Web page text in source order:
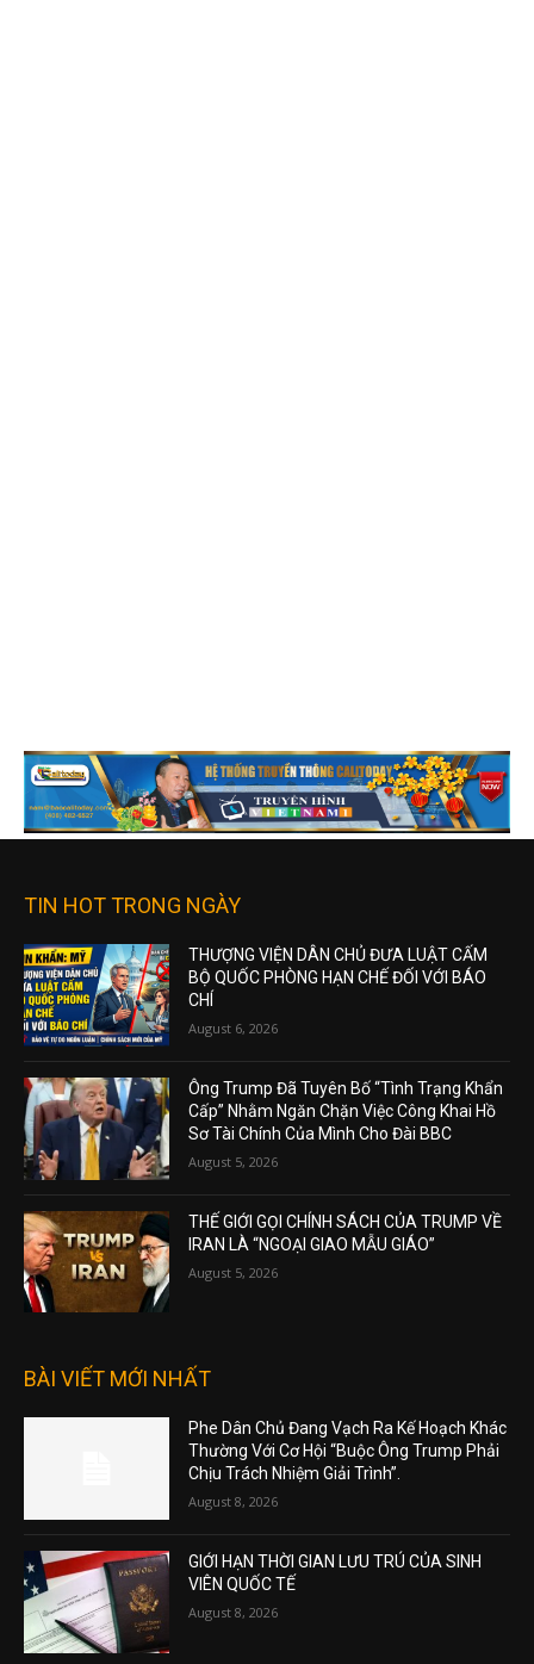
TIN HOT TRONG NGÀY
THƯỢNG VIỆN DÂN CHỦ ĐƯA LUẬT CẤM
BỘ QUỐC PHÒNG HẠN CHẾ ĐỐI VỚI BÁO
CHÍ
August 6, 2026
Ông Trump Đã Tuyên Bố “Tình Trạng Khẩn
Cấp” Nhằm Ngăn Chặn Việc Công Khai Hồ
Sơ Tài Chính Của Mình Cho Đài BBC
August 5, 2026
THẾ GIỚI GỌI CHÍNH SÁCH CỦA TRUMP VỀ
IRAN LÀ “NGOẠI GIAO MẪU GIÁO”
August 5, 2026
BÀI VIẾT MỚI NHẤT
Phe Dân Chủ Đang Vạch Ra Kế Hoạch Khác
Thường Với Cơ Hội “Buộc Ông Trump Phải
Chịu Trách Nhiệm Giải Trình”.
August 8, 2026
GIỚI HẠN THỜI GIAN LƯU TRÚ CỦA SINH
VIÊN QUỐC TẾ
August 8, 2026